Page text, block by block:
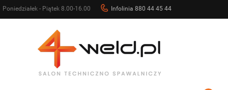
Poniedziałek - Piątek 8.00-16.00 Infolinia 880 44 45 44